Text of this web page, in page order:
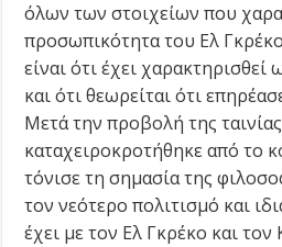
όλων των στοιχείων που
προσωπικότητα του Ελ
είναι ότι έχει
και ότι θεωρείται ότι
Μετά την προβολή της
καταχειροκροτήθηκε από το
τόνισε τη σημασία της
τον νεότερο πολιτισμό και
έχει με τον Ελ Γκρέκο και τον